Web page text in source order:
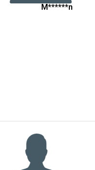
M******n